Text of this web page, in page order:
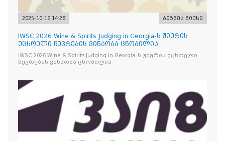
2025-10-16 14:28 ბიზნეს ნიუსი
IWSC 2026 Wine & Spirits Judging in Georgia-ს ჟიურის
უცხოელი წევრების ვინაობა ცნობილია
IWSC 2026 Wine & Spirits Judging in Georgia-ს ჟიურის უცხოელი
წევრების ვინაობა ცნობილია